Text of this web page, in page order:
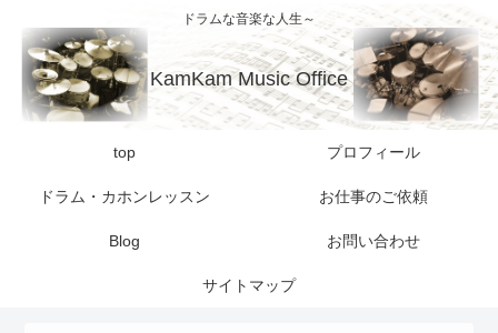
ドラムな音楽な人生～
KamKam Music Office
top プロフィール
ドラム・カホンレッスン お仕事のご依頼
Blog お問い合わせ
サイトマップ